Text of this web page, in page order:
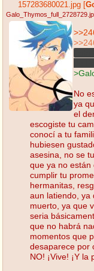
157283680021.jpg
No
ya
el
escogiste tu
conocí a tu
hubiesen
asesina, no se
que ya no están
cumplir tu
hermanitas,
aun latiendo, ya
muerto, ya que
seria
que no habrá
momentos que
desaparece por
NO! ¡Vive! ¡Y